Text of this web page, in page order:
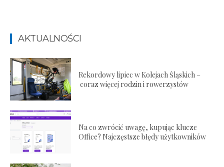
AKTUALNOŚCI
Rekordowy lipiec w Kolejach Śląskich –
coraz więcej rodzin i rowerzystów
Na co zwrócić uwagę, kupując klucze
Office? Najczęstsze błędy użytkowników